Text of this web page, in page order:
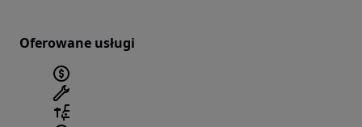
Oferowane usługi